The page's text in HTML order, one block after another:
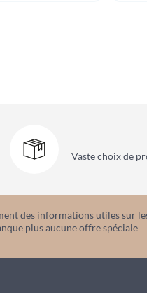
Vaste choixde
des informations utiles sur
plus aucune offre spéciale